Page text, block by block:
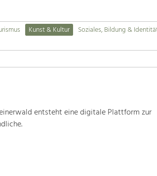
Kunst & Kultur
Soziales, Bildung &
entsteht eine digitale Plattform zur